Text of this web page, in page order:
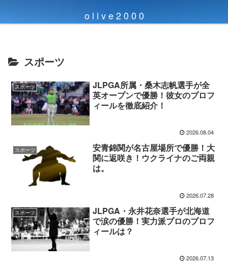
o l i v e 2 0 0 0
スポーツ
スポーツ
JLPGA所属・桑木志帆選手が全
英オープンで優勝！彼女のプロフ
ィールを徹底紹介！
2026.08.04
スポーツ
安青錦関が名古屋場所で優勝！大
関に返咲き！ウクライナのご両親
は。
2026.07.28
スポーツ
JLPGA・永井花奈選手が北海道
で涙の優勝！実力派プロのプロフ
ィールは？
2026.07.13